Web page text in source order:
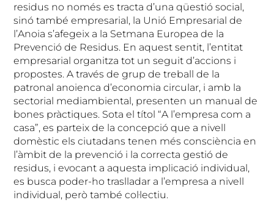
residus no només es tracta d’una qüestió social,
sinó també empresarial, la Unió Empresarial de
l’Anoia s’afegeix a la Setmana Europea de la
Prevenció de Residus. En aquest sentit, l’entitat
empresarial organitza tot un seguit d’accions i
propostes. A través de grup de treball de la
patronal anoienca d’economia circular, i amb la
sectorial mediambiental, presenten un manual de
bones pràctiques. Sota el títol “A l’empresa com a
casa”, es parteix de la concepció que a nivell
domèstic els ciutadans tenen més consciència en
l’àmbit de la prevenció i la correcta gestió de
residus, i evocant a aquesta implicació individual,
es busca poder-ho traslladar a l’empresa a nivell
individual, però també col·lectiu.